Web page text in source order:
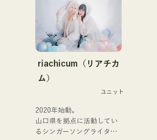
手）、the perfect me樂團
的Yuya Suehiro（吉他）以
及xanadoo樂團的S0.
（Banus）的支持。
【新單曲】
她們的新歌《The World is
Love》將於2025年6月25日
ジックファミリー。
10代後半にアメリカへ4年
半留学。
現在はLOVE FMの"music
×serendipity"でラジオDJを
務める。
デルやタレントとしても活
躍中。世界的有名なオーデ
ゴットタレント」で日本人
の芸人史上初のゴールデン
ブザーを獲得し、その後ス
riachicum（リアチカ
ム）
ユニット
2020年始動。
山口県を拠点に活動してい
るシンガーソングライター